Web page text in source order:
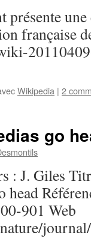
présente
française
Wikipedia | 2
go
: J. Giles
head
901 Web